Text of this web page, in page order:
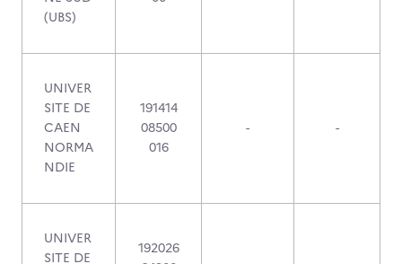
(UBS)
UNIVER
SITE DE
CAEN
NORMA
NDIE
191414
08500
016
- -
UNIVER
SITE DE
192026